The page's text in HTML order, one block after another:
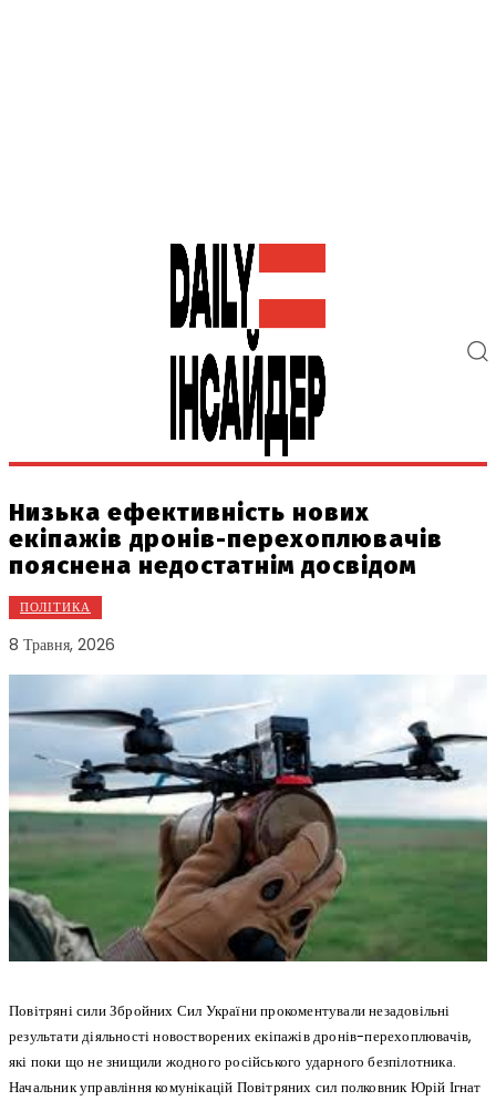
Низька ефективність нових
екіпажів дронів-перехоплювачів
пояснена недостатнім досвідом
ПОЛІТИКА
8 Травня, 2026
Повітряні сили Збройних Сил України прокоментували незадовільні
результати діяльності новостворених екіпажів дронів-перехоплювачів,
які поки що не знищили жодного російського ударного безпілотника.
Начальник управління комунікацій Повітряних сил полковник Юрій Ігнат